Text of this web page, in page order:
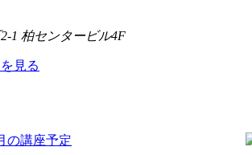
1 柏センタービル4F
見る